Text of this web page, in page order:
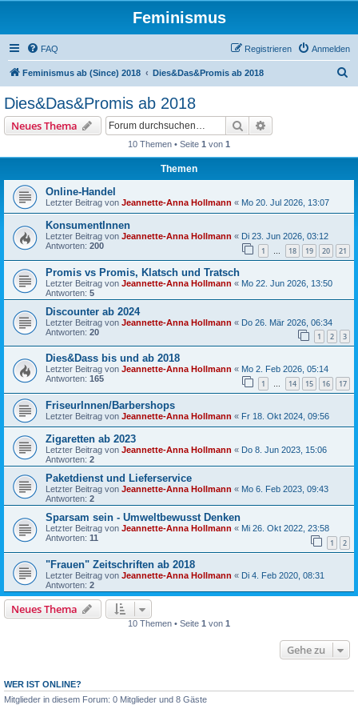
Feminismus
FAQ Anmelden
Registrieren
Feminismus ab (Since) 2018 Dies&Das&Promis ab 2018
Dies&Das&Promis ab 2018
Neues Thema Suche
10 Themen • Seite 1 von 1
Themen
Online-Handel
Letzter Beitrag von Jeannette-Anna Hollmann « Mo 20. Jul 2026, 13:07
KonsumentInnen
Letzter Beitrag von Jeannette-Anna Hollmann « Di 23. Jun 2026, 03:12
Antworten: 200 1 … 18 19 20 21
Promis vs Promis, Klatsch und Tratsch
Letzter Beitrag von Jeannette-Anna Hollmann « Mo 22. Jun 2026, 13:50
Antworten: 5
Discounter ab 2024
Letzter Beitrag von Jeannette-Anna Hollmann « Do 26. Mär 2026, 06:34
Antworten: 20 1 2 3
Dies&Dass bis und ab 2018
Letzter Beitrag von Jeannette-Anna Hollmann « Mo 2. Feb 2026, 05:14
Antworten: 165 1 … 14 15 16 17
FriseurInnen/Barbershops
Letzter Beitrag von Jeannette-Anna Hollmann « Fr 18. Okt 2024, 09:56
Zigaretten ab 2023
Letzter Beitrag von Jeannette-Anna Hollmann « Do 8. Jun 2023, 15:06
Antworten: 2
Paketdienst und Lieferservice
Letzter Beitrag von Jeannette-Anna Hollmann « Mo 6. Feb 2023, 09:43
Antworten: 2
Sparsam sein - Umweltbewusst Denken
Letzter Beitrag von Jeannette-Anna Hollmann « Mi 26. Okt 2022, 23:58
Antworten: 11 1 2
"Frauen" Zeitschriften ab 2018
Letzter Beitrag von Jeannette-Anna Hollmann « Di 4. Feb 2020, 08:31
Antworten: 2
Neues Thema
10 Themen • Seite 1 von 1
Gehe zu
WER IST ONLINE?
Mitglieder in diesem Forum: 0 Mitglieder und 8 Gäste